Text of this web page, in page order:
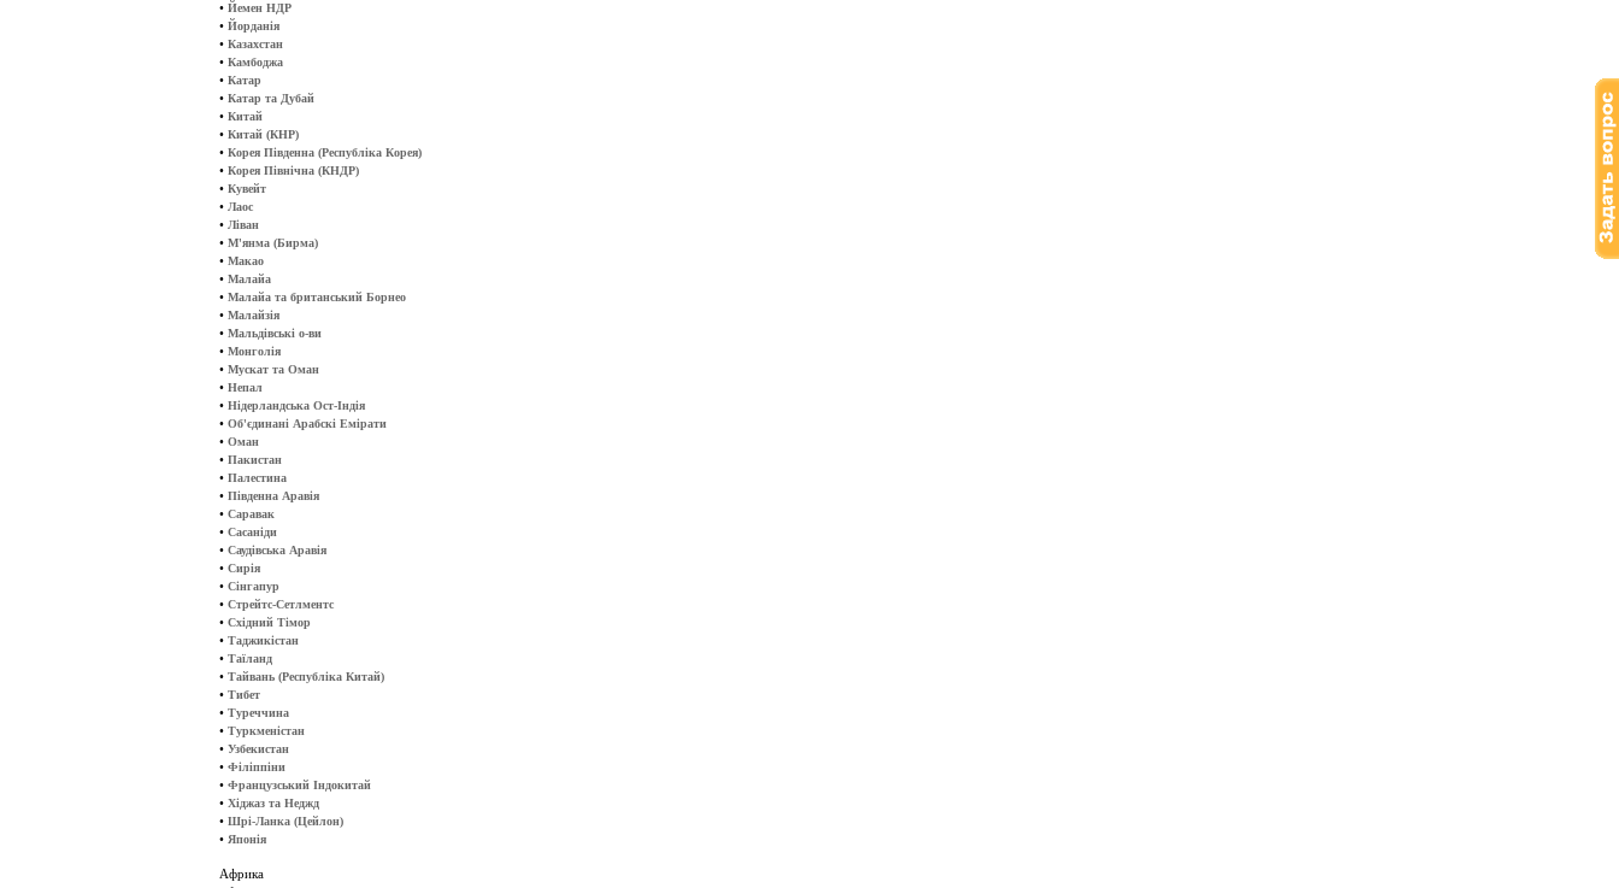
• Йемен НДР
• Йорданія
• Казахстан
• Камбоджа
• Катар
• Катар та Дубай
• Китай
• Китай (КНР)
• Корея Південна (Республіка Корея)
• Корея Північна (КНДР)
• Кувейт
• Лаос
• Ліван
• М'янма (Бирма)
• Макао
• Малайа
• Малайа та британський Борнео
• Малайзія
• Мальдівські о-ви
• Монголія
• Мускат та Оман
• Непал
• Нідерландська Ост-Індія
• Об'єдинані Арабскі Емірати
• Оман
• Пакистан
• Палестина
• Південна Аравія
• Саравак
• Сасаніди
• Саудівська Аравія
• Сирія
• Сінгапур
• Стрейтс-Сетлментс
• Східний Тімор
• Таджикістан
• Таїланд
• Тайвань (Республіка Китай)
• Тибет
• Туреччина
• Туркменістан
• Узбекистан
• Філіппіни
• Французський Індокитай
• Хіджаз та Неджд
• Шрі-Ланка (Цейлон)
• Японія
Африка